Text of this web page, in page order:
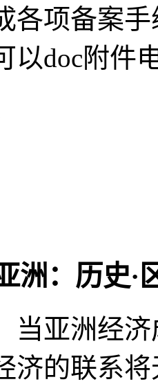
各项备案
以doc附件
洲：历史·
当亚洲经
济的联系